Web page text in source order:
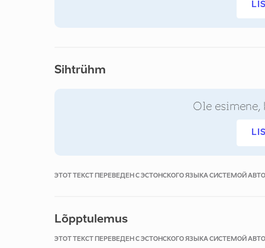
Sihtrühm
Ole esimene,
ЭТОТ ТЕКСТ ПЕРЕВЕДЕН С ЭСТОНСКОГО ЯЗЫКА СИСТЕМОЙ
Lõpptulemus
ЭТОТ ТЕКСТ ПЕРЕВЕДЕН С ЭСТОНСКОГО ЯЗЫКА СИСТЕМОЙ